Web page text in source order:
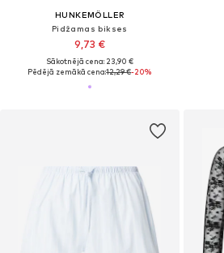
HUNKEMÖLLER
Pidžamas bikses
9,73 €
Sākotnējā cena: 23,90 €
Pēdējā zemākā cena:12,29 €-20%